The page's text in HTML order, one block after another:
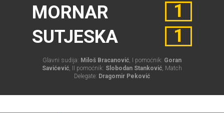
MORNAR
SUTJESKA
1
1
Glavni sudija: Miloš Bracanović, I pomoćnik: Goran
Savićević, II pomoćnik: Slobodan Stanković, Match
Delegate: Dragomir Peković